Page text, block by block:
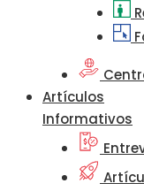
Artículos
Informativos